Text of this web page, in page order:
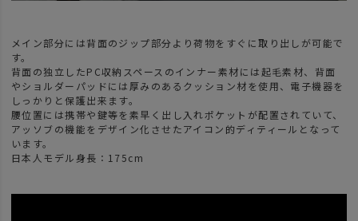
メイン部分には背面のジップ部分より荷物をすぐに取り出しが可能で
す。
背面の独立したPC収納スペースのインナー素材には起毛素材、背面
やショルダーパッドには厚みのあるクッション材を使用、電子機器を
しっかりと保護出来ます。
腰位置には携帯や鍵等を素早く出し入れポケットが配置されていて、
アッソブの機能をデザイン化させたアイコン的ディティールとなって
います。
日本人モデル身長：175cm